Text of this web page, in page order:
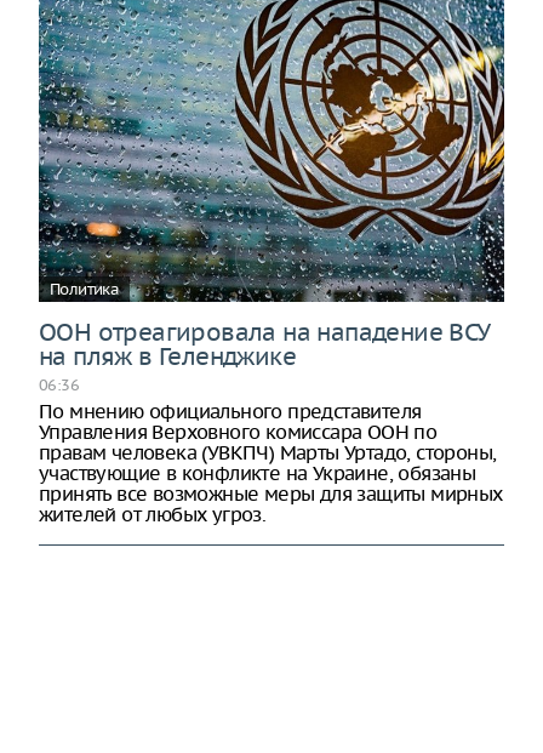
Политика
ООН отреагировала на нападение ВСУ
на пляж в Геленджике
06:36
По мнению официального представителя
Управления Верховного комиссара ООН по
правам человека (УВКПЧ) Марты Уртадо, стороны,
участвующие в конфликте на Украине, обязаны
принять все возможные меры для защиты мирных
жителей от любых угроз.